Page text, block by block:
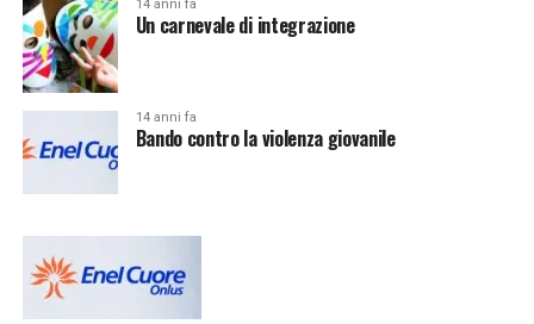
14 anni fa
Un carnevale di integrazione
14 anni fa
Bando contro la violenza giovanile